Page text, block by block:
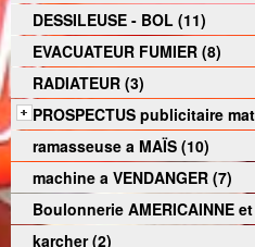
DESSILEUSE - BOL (11)
EVACUATEUR FUMIER (8)
RADIATEUR (3)
PROSPECTUS publicitaire
ramasseuse a MAÏS (10)
machine a VENDANGER (7)
Boulonnerie AMERICAINNE
karcher (2)